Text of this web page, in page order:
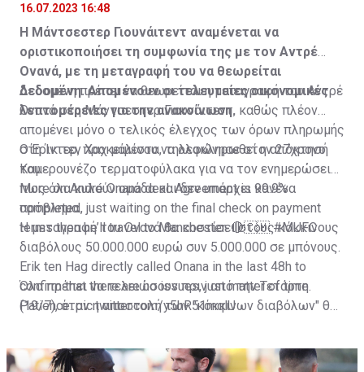
16.07.2023 16:48
Η Μάντσεστερ Γιουνάιτεντ αναμένεται να
οριστικοποιήσει τη συμφωνία της με τον Αντρέ
Ονανά, με τη μεταγραφή του να θεωρείται
δεδομένη. Απομένουν οι τελευταίες οικονομικές
λεπτομέρειες για την ανακοίνωση.
Δεδομένη πρέπει να θεωρείται η μεταγραφή του Αντρέ
Ονανά στη Μάντσεστερ Γιουνάιτεντ, καθώς πλέον
απομένει μόνο ο τελικός έλεγχος των όρων πληρωμής
στη Ίντερ, προκειμένου να ολοκληρωθεί η απόκτησή
του.
Ο Έρικ τεν Χαχ μάλιστα, τηλεφώνησε στον 27χρονο
Καμερουνέζο τερματοφύλακα για να τον ενημερώσει
πως όλα κυλούν ομάδα και δεν υπάρχει κανένα
πρόβλημα.
More on André Onana deal. Agreement is 99.9%
completed, just waiting on the final check on payment
terms then he’ll travel to Manchester. 🔴🇨🇲#MUFC
Erik ten Hag directly called Onana in the last 48h to
confirm that there are no issues, just matter of time.
Patience.pic.twitter.com/y5hR51mqlU
Η μεταγραφή του Ονανά θα κοστίσει στους κόκκινους
διαβόλους 50.000.000 ευρώ συν 5.000.000 σε μπόνους.
Όλα πρέπει να τελειώσουν πριν από την Τετάρτη
(19/7), όταν η αποστολή των "κόκκινων διαβόλων" θα